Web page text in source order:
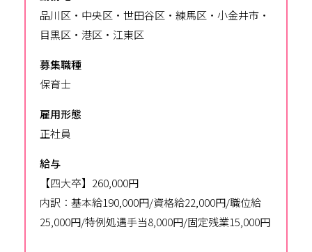
品川区・中央区・世田谷区・練馬区・小金井市・
目黒区・港区・江東区
募集職種
保育士
雇用形態
正社員
給与
【四大卒】260,000円
内訳：基本給190,000円/資格給22,000円/職位給
25,000円/特例処遇手当8,000円/固定残業15,000円